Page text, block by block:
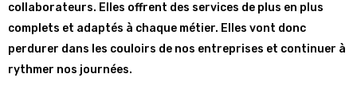
collaborateurs. Elles offrent des services de plus en plus
complets et adaptés à chaque métier. Elles vont donc
perdurer dans les couloirs de nos entreprises et continuer à
rythmer nos journées.